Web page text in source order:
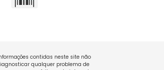
contidas neste site não
qualquer problema de